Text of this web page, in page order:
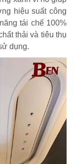
hiệu suất công
tái chế 100%
thải và tiêu thụ
dụng.